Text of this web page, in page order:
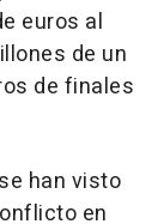
euros al
de un
de finales
han visto
en